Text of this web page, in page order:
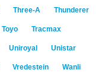
Three-A Thunderer
Toyo Tracmax
Uniroyal Unistar
Vredestein Wanli